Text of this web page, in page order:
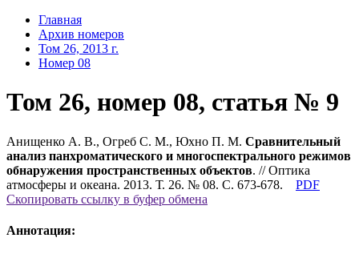
Главная
Архив номеров
Том 26, 2013 г.
Номер 08
Том 26, номер 08, статья № 9
Анищенко А. В., Огреб С. М., Юхно П. М. Сравнительный
анализ панхроматического и многоспектрального режимов
обнаружения пространственных объектов. // Оптика
атмосферы и океана. 2013. Т. 26. № 08. С. 673-678.
PDF
Скопировать ссылку в буфер обмена
Аннотация: